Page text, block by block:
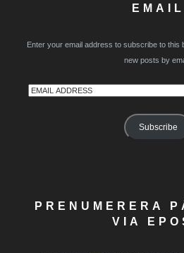
EMAIL
Enter your email address to subscribe to this
new posts by
Email
Subscribe
PRENUMERERA
VIA